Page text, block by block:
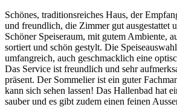
Schönes, traditionsreiches Haus, der
und freundlich, die Zimmer gut ausgestattet
Schöner Speiseraum, mit gutem Ambiente,
sortiert und schön gestylt. Die
umfangreich, auch geschmacklich eine
Das Service ist freundlich und sehr
präsent. Der Sommelier ist ein guter
kann sich sehen lassen! Das Hallenbad hat
sauber und es gibt zudem einen feinen